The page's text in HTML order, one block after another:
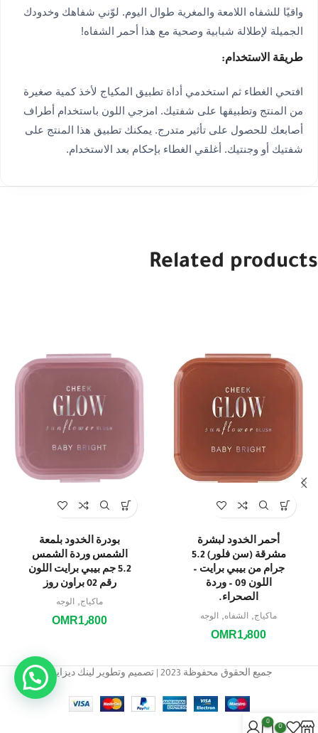
واقيًا للشفاه اللامعة والمغرية طوال اليوم. لوّني شفاهك وخدودك
الجميلة لإطلالة شبابية وصحية مع هذا أحمر الشفاه!
طريقة الاستخدام:
افتحي الغطاء ثم استخدمي أداة تطبيق المكياج لأخذ كمية صغيرة
من المنتج وتطبيقها على شفتيك. امزجي اللون باستخدام أطراف
أصابعك للحصول على تأثير متدرج. يمكنك تطبيق هذا المنتج على
شفتيك أو وجنتيك. أغلقي الغطاء بإحكام بعد الاستخدام.
Related products
أحمر الخدود لبشرة
مشرقة (سن فلور) 5.2
جرام من بيبي برايت –
اللون 09 – وردة
الصحراء.
ماكياج, الشفاه, الوجه
OMR 1٫800
بودرة الخدود بلمعة
الشمس وردة الشمس
5.2 جم بيبي برايت اللون
رقم 02 براون روز
ماكياج, الوجه
OMR 1٫800
جميع الحقوق محفوظة 2023 | تصميم وتطوير لينك ديزاين.
0
0